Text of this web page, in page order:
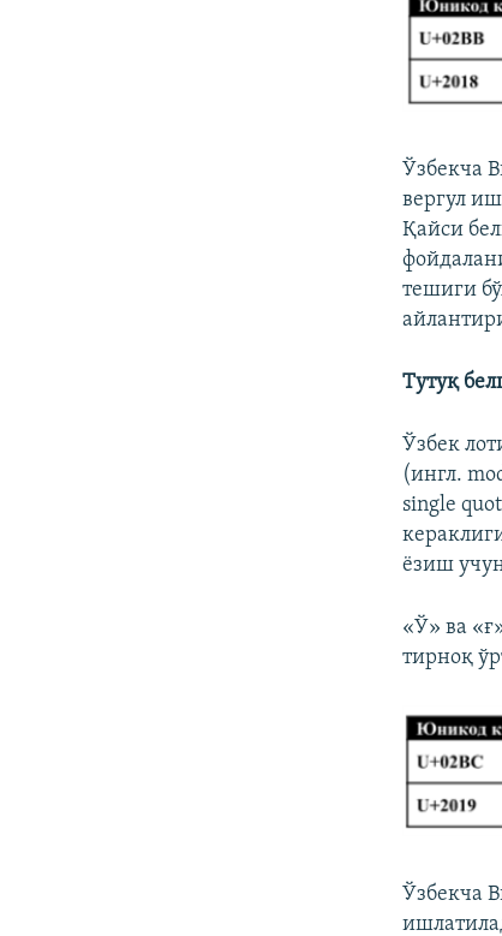
Ўзбекча
вергул
Қайси
тешиги
Тутуқ
Ўзбек
(ингл.
single
ёзиш
«Ў» ва
тирноқ
Ўзбекча